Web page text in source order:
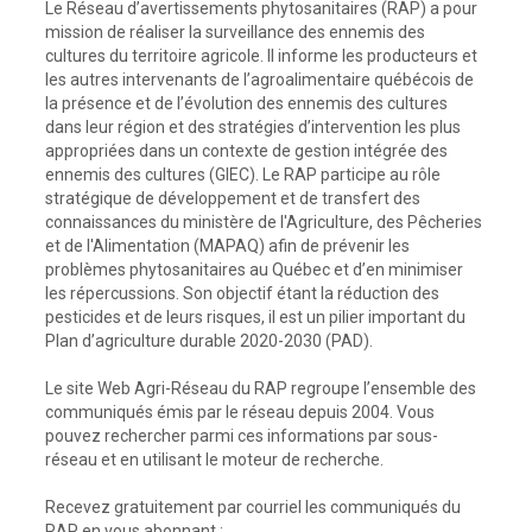
Le Réseau d’avertissements phytosanitaires (RAP) a pour
mission de réaliser la surveillance des ennemis des
cultures du territoire agricole. Il informe les producteurs et
les autres intervenants de l’agroalimentaire québécois de
la présence et de l’évolution des ennemis des cultures
dans leur région et des stratégies d’intervention les plus
appropriées dans un contexte de gestion intégrée des
ennemis des cultures (GIEC). Le RAP participe au rôle
stratégique de développement et de transfert des
connaissances du ministère de l'Agriculture, des Pêcheries
et de l'Alimentation (MAPAQ) afin de prévenir les
problèmes phytosanitaires au Québec et d’en minimiser
les répercussions. Son objectif étant la réduction des
pesticides et de leurs risques, il est un pilier important du
Plan d’agriculture durable 2020-2030 (PAD).
Le site Web Agri-Réseau du RAP regroupe l’ensemble des
communiqués émis par le réseau depuis 2004. Vous
pouvez rechercher parmi ces informations par sous-
réseau et en utilisant le moteur de recherche.
Recevez gratuitement par courriel les communiqués du